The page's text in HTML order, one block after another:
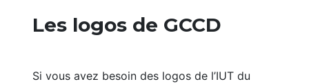
Les logos de GCCD
Si vous avez besoin des logos de l’IUT du